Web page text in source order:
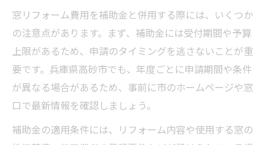
窓リフォーム費用を補助金と併用する際には、いくつか
の注意点があります。まず、補助金には受付期間や予算
上限があるため、申請のタイミングを逃さないことが重
要です。兵庫県高砂市でも、年度ごとに申請期間や条件
が異なる場合があるため、事前に市のホームページや窓
口で最新情報を確認しましょう。
補助金の適用条件には、リフォーム内容や使用する窓の